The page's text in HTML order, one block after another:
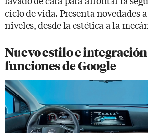
ciclo de vida. Presenta novedades
niveles, desde la estética a la
Nuevo estilo e
funciones de Google